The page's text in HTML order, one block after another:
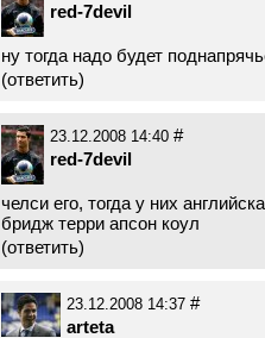
red-7devil
ну тогда надо будет
(ответить)
23.12.2008 14:40 #
red-7devil
челси его, тогда у них
бридж терри апсон коул
(ответить)
23.12.2008 14:37 #
arteta